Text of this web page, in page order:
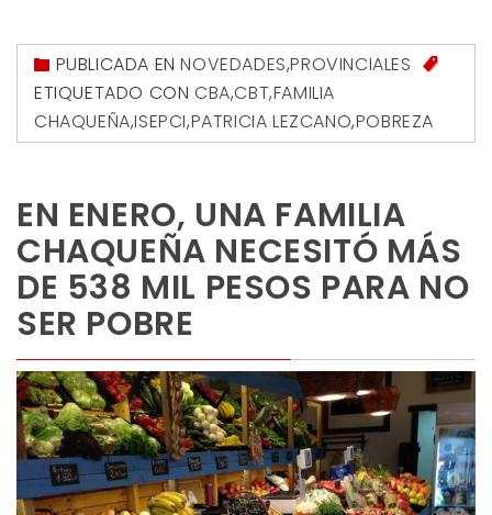
PUBLICADA ENNOVEDADES,PROVINCIALES
ETIQUETADO CON CBA,CBT,FAMILIA
CHAQUEÑA,ISEPCI,PATRICIA LEZCANO,POBREZA
EN ENERO, UNA FAMILIA
CHAQUEÑA NECESITÓ MÁS
DE 538 MIL PESOS PARA NO
SER POBRE